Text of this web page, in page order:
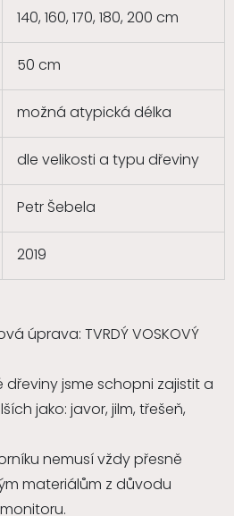
140, 160, 170, 180, 200 cm
50 cm
možná atypická délka
dle velikosti a typu dřeviny
Petr Šebela
2019
úprava: TVRDÝ VOSKOVÝ
dřeviny jsme schopni zajistit a
jako: javor, jilm, třešeň,
nemusí vždy přesně
materiálům z důvodu